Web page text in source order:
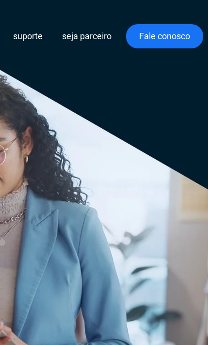
suporte seja parceiro Fale conosco